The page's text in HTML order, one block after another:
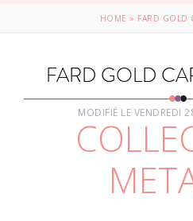
HOME » FARD GOLD
FARD GOLD
MODIFIÉ LE VENDREDI